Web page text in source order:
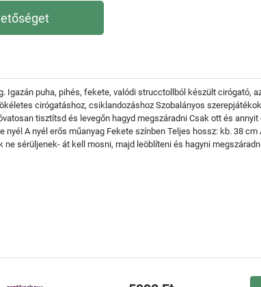
Igazán puha, pihés, fekete, valódi strucctollból készült cirógató,
cirógatáshoz, csiklandozáshoz Szobalányos
tisztítsd és levegőn hagyd megszáradni Csak ott és
A nyél erős műanyag Fekete színben Teljes hossz: kb. 38 cm
sérüljenek- át kell mosni, majd leöblíteni és hagyni